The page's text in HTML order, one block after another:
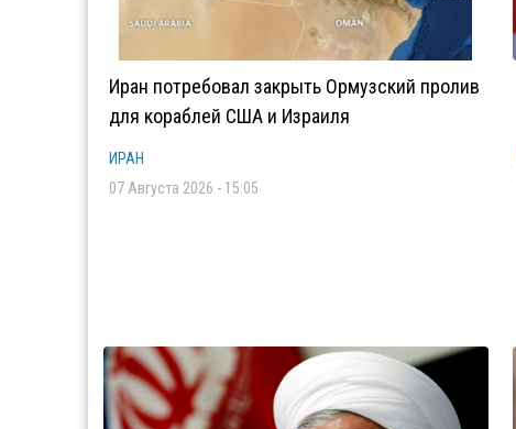
Иран потребовал закрыть Ормузский пролив
для кораблей США и Израиля
ИРАН
07 Августа 2026 - 15:05